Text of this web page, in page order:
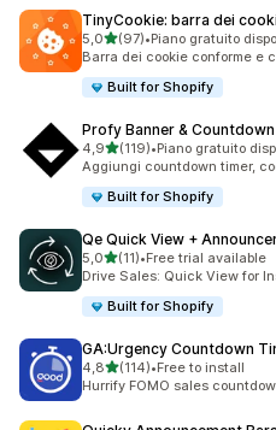
TinyCookie: barra dei
5,0stelle su 5
(97)
97 recensioni totali
•Piano gratuito
Barra dei cookie conforme e
Built for Shopify
Profy Banner &
4,9stelle su 5
(119)
119 recensioni totali
•Piano gratuito
Aggiungi countdown timer,
Built for Shopify
Qe Quick View +
5,0stelle su 5
(11)
11 recensioni totali
•Free trial available
Drive Sales: Quick View for
Built for Shopify
GA:Urgency Countdown
4,8stelle su 5
(114)
114 recensioni totali
•Free to install
Hurrify FOMO sales